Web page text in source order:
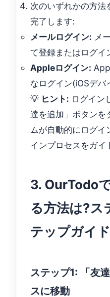
次のいずれかの方法
完了します:
メールログイン: メ
て登録またはログイ
Appleログイン:
なログイン(iOSデバ
💡 ヒント: ログイン
達を追加」ボタンを
ムが自動的にログ
インプロセスをガイ
3. OurTodo
る方法は?ス
テップガイド
ステップ1: 「友
スに移動